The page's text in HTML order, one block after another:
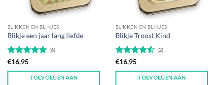
BLIKKEN EN BLIKJES
Blikje een jaar lang liefde
Gewaardeerd
5uit 5
(6)
€16,95
TOEVOEGEN AAN
BLIKKEN EN BLIKJES
Blikje Troost Kind
Gewaardeerd
4.5uit 5
(2)
€16,95
TOEVOEGEN AAN